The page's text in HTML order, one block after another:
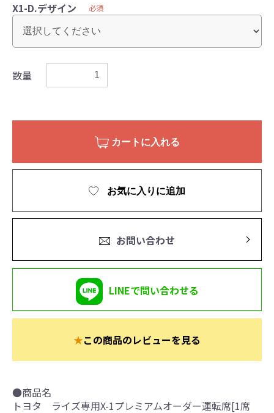
X1-D.デザイン 必須
数量
カートに入れる
お気に入りに追加
お問い合わせ
LINEで問い合わせる
★この商品のレビューを見る
●商品名
トヨタ ライズ専用X-1プレミアムオーダー運転席[1席